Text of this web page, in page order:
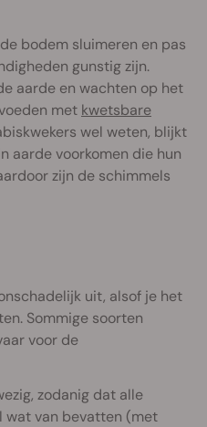
bodem sluimeren en pas
gunstig zijn.
aarde en wachten op het
met kwetsbare
wel weten, blijkt
aarde voorkomen die hun
zijn de schimmels
uit, alsof je het
Sommige soorten
voor de
zodanig dat alle
wat van bevatten (met